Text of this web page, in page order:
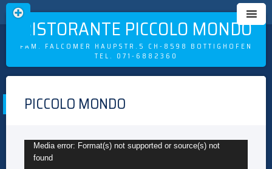
RISTORANTE PICCOLO MONDO
FAM. FALCOMER HAUPSTR.5 CH-8598 BOTTIGHOFEN
TEL. 071-6882360
Skip
to
contentPICCOLO MONDO
Video
Player
Media error: Format(s) not supported or source(s) not
found